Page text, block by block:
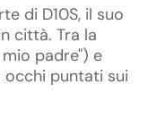
di D10S, il suo
città. Tra la
padre") e
occhi puntati sui